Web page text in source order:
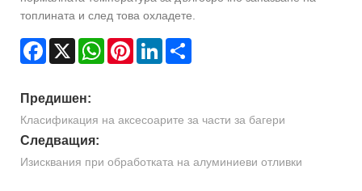
топлината и след това охладете.
Facebook
X WhatsAppPinterestLinkedIn
Предишен:
Класификация на аксесоарите за части за багери
Следващия:
Изисквания при обработката на алуминиеви отливки